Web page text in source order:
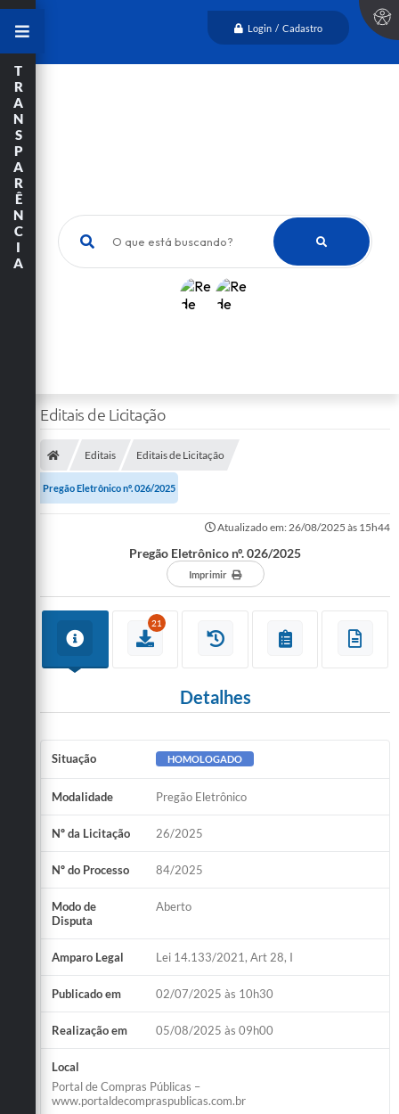
Login / Cadastro
O que está buscando?
T
R
A
N
S
P
A
R
Ê
N
C
I
A
Editais de Licitação
Editais Editais de Licitação
Pregão Eletrônico nº. 026/2025
Atualizado em: 26/08/2025 às 15h44
Pregão Eletrônico nº. 026/2025
Imprimir
21
Detalhes
Situação HOMOLOGADO
Modalidade Pregão Eletrônico
Nº da Licitação 26/2025
Nº do Processo 84/2025
Modo de
Disputa
Aberto
Amparo Legal Lei 14.133/2021, Art 28, I
Publicado em 02/07/2025 às 10h30
Realização em 05/08/2025 às 09h00
Local
Portal de Compras Públicas –
www.portaldecompraspublicas.com.br